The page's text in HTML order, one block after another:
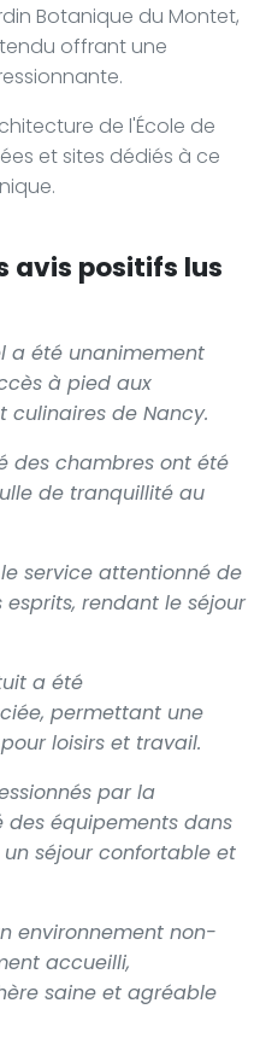
Botanique du Montet,
offrant une
de l'École de
et sites dédiés à ce
avis positifs lus
a été unanimement
à pied aux
culinaires de Nancy.
des chambres ont été
de tranquillité au
service attentionné de
rendant le séjour
a été
permettant une
loisirs et travail.
par la
équipements dans
séjour confortable et
environnement non-
accueilli,
saine et agréable